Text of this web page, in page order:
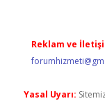
Reklam ve
Yasal Uyarı: